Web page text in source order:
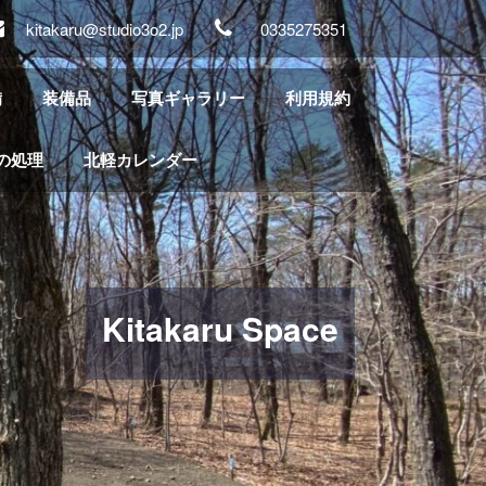
kitakaru@studio3o2.jp 0335275351
装備品 写真ギャラリー 利用規約
処理 北軽カレンダー
Kitakaru Space